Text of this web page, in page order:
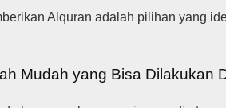
Alquran adalah pilihan yang
Mudah yang Bisa Dilakukan